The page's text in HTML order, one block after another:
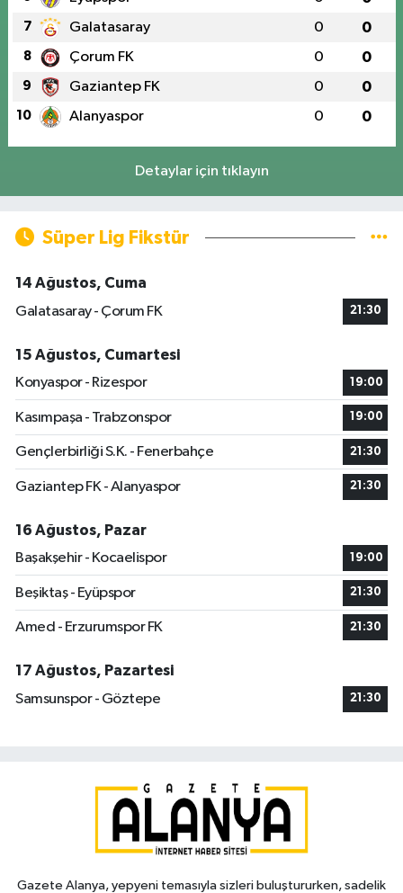
7 Galatasaray 0 0
8 Çorum FK 0 0
9 Gaziantep FK 0 0
10 Alanyaspor 0 0
Detaylar için tıklayın
Süper Lig Fikstür
14 Ağustos, Cuma
Galatasaray - Çorum FK
21:30
15 Ağustos, Cumartesi
Konyaspor - Rizespor
19:00
Kasımpaşa - Trabzonspor 19:00
Gençlerbirliği S.K. - Fenerbahçe 21:30
Gaziantep FK - Alanyaspor 21:30
16 Ağustos, Pazar
Başakşehir - Kocaelispor
19:00
Beşiktaş - Eyüpspor 21:30
Amed - Erzurumspor FK 21:30
17 Ağustos, Pazartesi
Samsunspor - Göztepe
21:30
Gazete Alanya, yepyeni temasıyla sizleri buluştururken, sadelik